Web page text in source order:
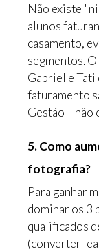
Não existe
alunos
casamento,
segmentos.
Gabriel e Tati
faturamento
Gestão – não
5. Como
fotografia?
Para ganhar
dominar os 3
qualificados
(converter